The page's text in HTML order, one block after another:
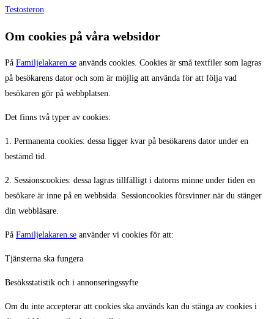
Testosteron
Om cookies på våra websidor
På Familjelakaren.se används cookies. Cookies är små textfiler som lagras
på besökarens dator och som är möjlig att använda för att följa vad
besökaren gör på webbplatsen.
Det finns två typer av cookies:
1. Permanenta cookies: dessa ligger kvar på besökarens dator under en
bestämd tid.
2. Sessionscookies: dessa lagras tillfälligt i datorns minne under tiden en
besökare är inne på en webbsida. Sessioncookies försvinner när du stänger
din webbläsare.
På Familjelakaren.se använder vi cookies för att:
Tjänsterna ska fungera
Besöksstatistik och i annonseringssyfte
Om du inte accepterar att cookies ska används kan du stänga av cookies i